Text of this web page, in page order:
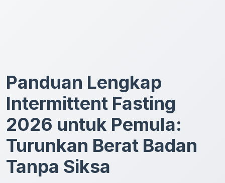
Panduan Lengkap
Intermittent Fasting
2026 untuk Pemula:
Turunkan Berat Badan
Tanpa Siksa